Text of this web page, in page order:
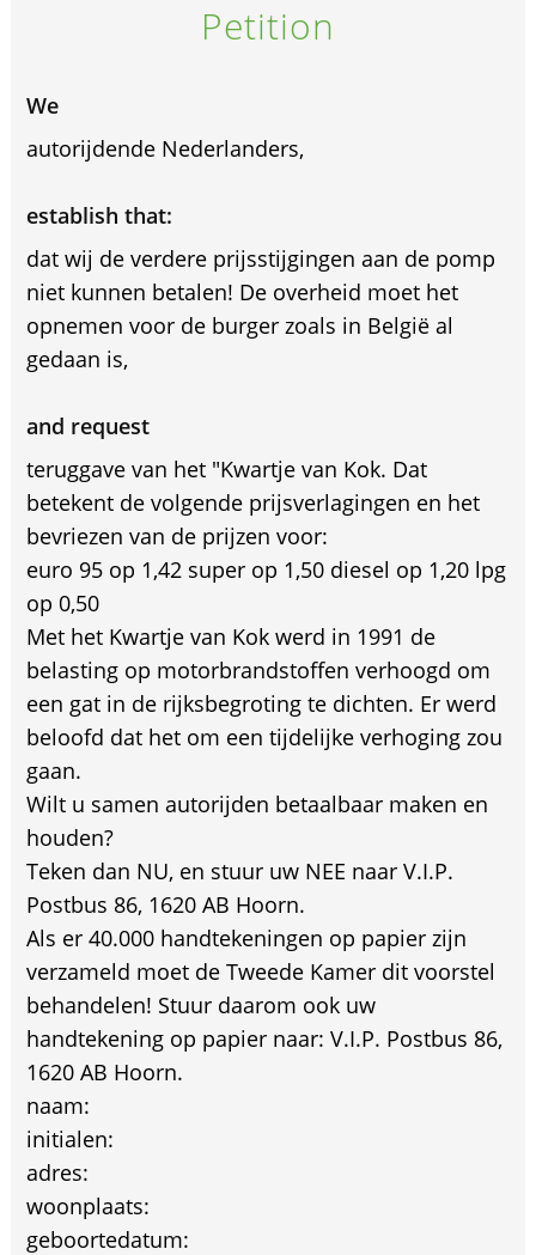
Petition
We
autorijdende Nederlanders,
establish that:
dat wij de verdere prijsstijgingen aan de pomp
niet kunnen betalen! De overheid moet het
opnemen voor de burger zoals in België al
gedaan is,
and request
teruggave van het "Kwartje van Kok. Dat
betekent de volgende prijsverlagingen en het
bevriezen van de prijzen voor:
euro 95 op 1,42 super op 1,50 diesel op 1,20 lpg
op 0,50
Met het Kwartje van Kok werd in 1991 de
belasting op motorbrandstoffen verhoogd om
een gat in de rijksbegroting te dichten. Er werd
beloofd dat het om een tijdelijke verhoging zou
gaan.
Wilt u samen autorijden betaalbaar maken en
houden?
Teken dan NU, en stuur uw NEE naar V.I.P.
Postbus 86, 1620 AB Hoorn.
Als er 40.000 handtekeningen op papier zijn
verzameld moet de Tweede Kamer dit voorstel
behandelen! Stuur daarom ook uw
handtekening op papier naar: V.I.P. Postbus 86,
1620 AB Hoorn.
naam:
initialen:
adres:
woonplaats:
geboortedatum: